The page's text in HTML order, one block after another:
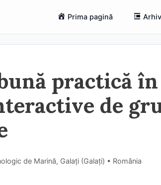
Prima pagină
practică
de
de Marină, Galați (Galaţi) • România